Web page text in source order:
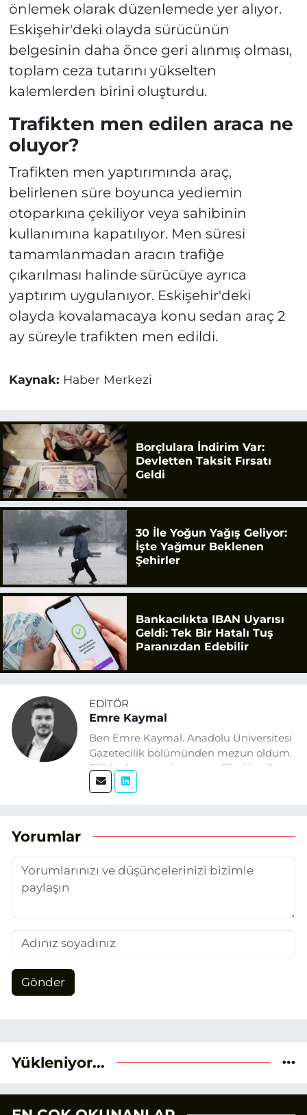
önlemek olarak düzenlemede yer alıyor.
Eskişehir'deki olayda sürücünün
belgesinin daha önce geri alınmış olması,
toplam ceza tutarını yükselten
kalemlerden birini oluşturdu.
Trafikten men edilen araca ne
oluyor?
Trafikten men yaptırımında araç,
belirlenen süre boyunca yediemin
otoparkına çekiliyor veya sahibinin
kullanımına kapatılıyor. Men süresi
tamamlanmadan aracın trafiğe
çıkarılması halinde sürücüye ayrıca
yaptırım uygulanıyor. Eskişehir'deki
olayda kovalamacaya konu sedan araç 2
ay süreyle trafikten men edildi.
Kaynak: Haber Merkezi
Borçlulara İndirim Var:
Devletten Taksit Fırsatı
Geldi
30 İle Yoğun Yağış Geliyor:
İşte Yağmur Beklenen
Şehirler
Bankacılıkta IBAN Uyarısı
Geldi: Tek Bir Hatalı Tuş
Paranızdan Edebilir
EDITÖR
Emre Kaymal
Ben Emre Kaymal. Anadolu Üniversitesi
Gazetecilik bölümünden mezun oldum.
Eğitim hayatım boyunca dijital içerik
üretimi ve arama motoru
temel alıyorum.
Yorumlar
Gönder
Yükleniyor...